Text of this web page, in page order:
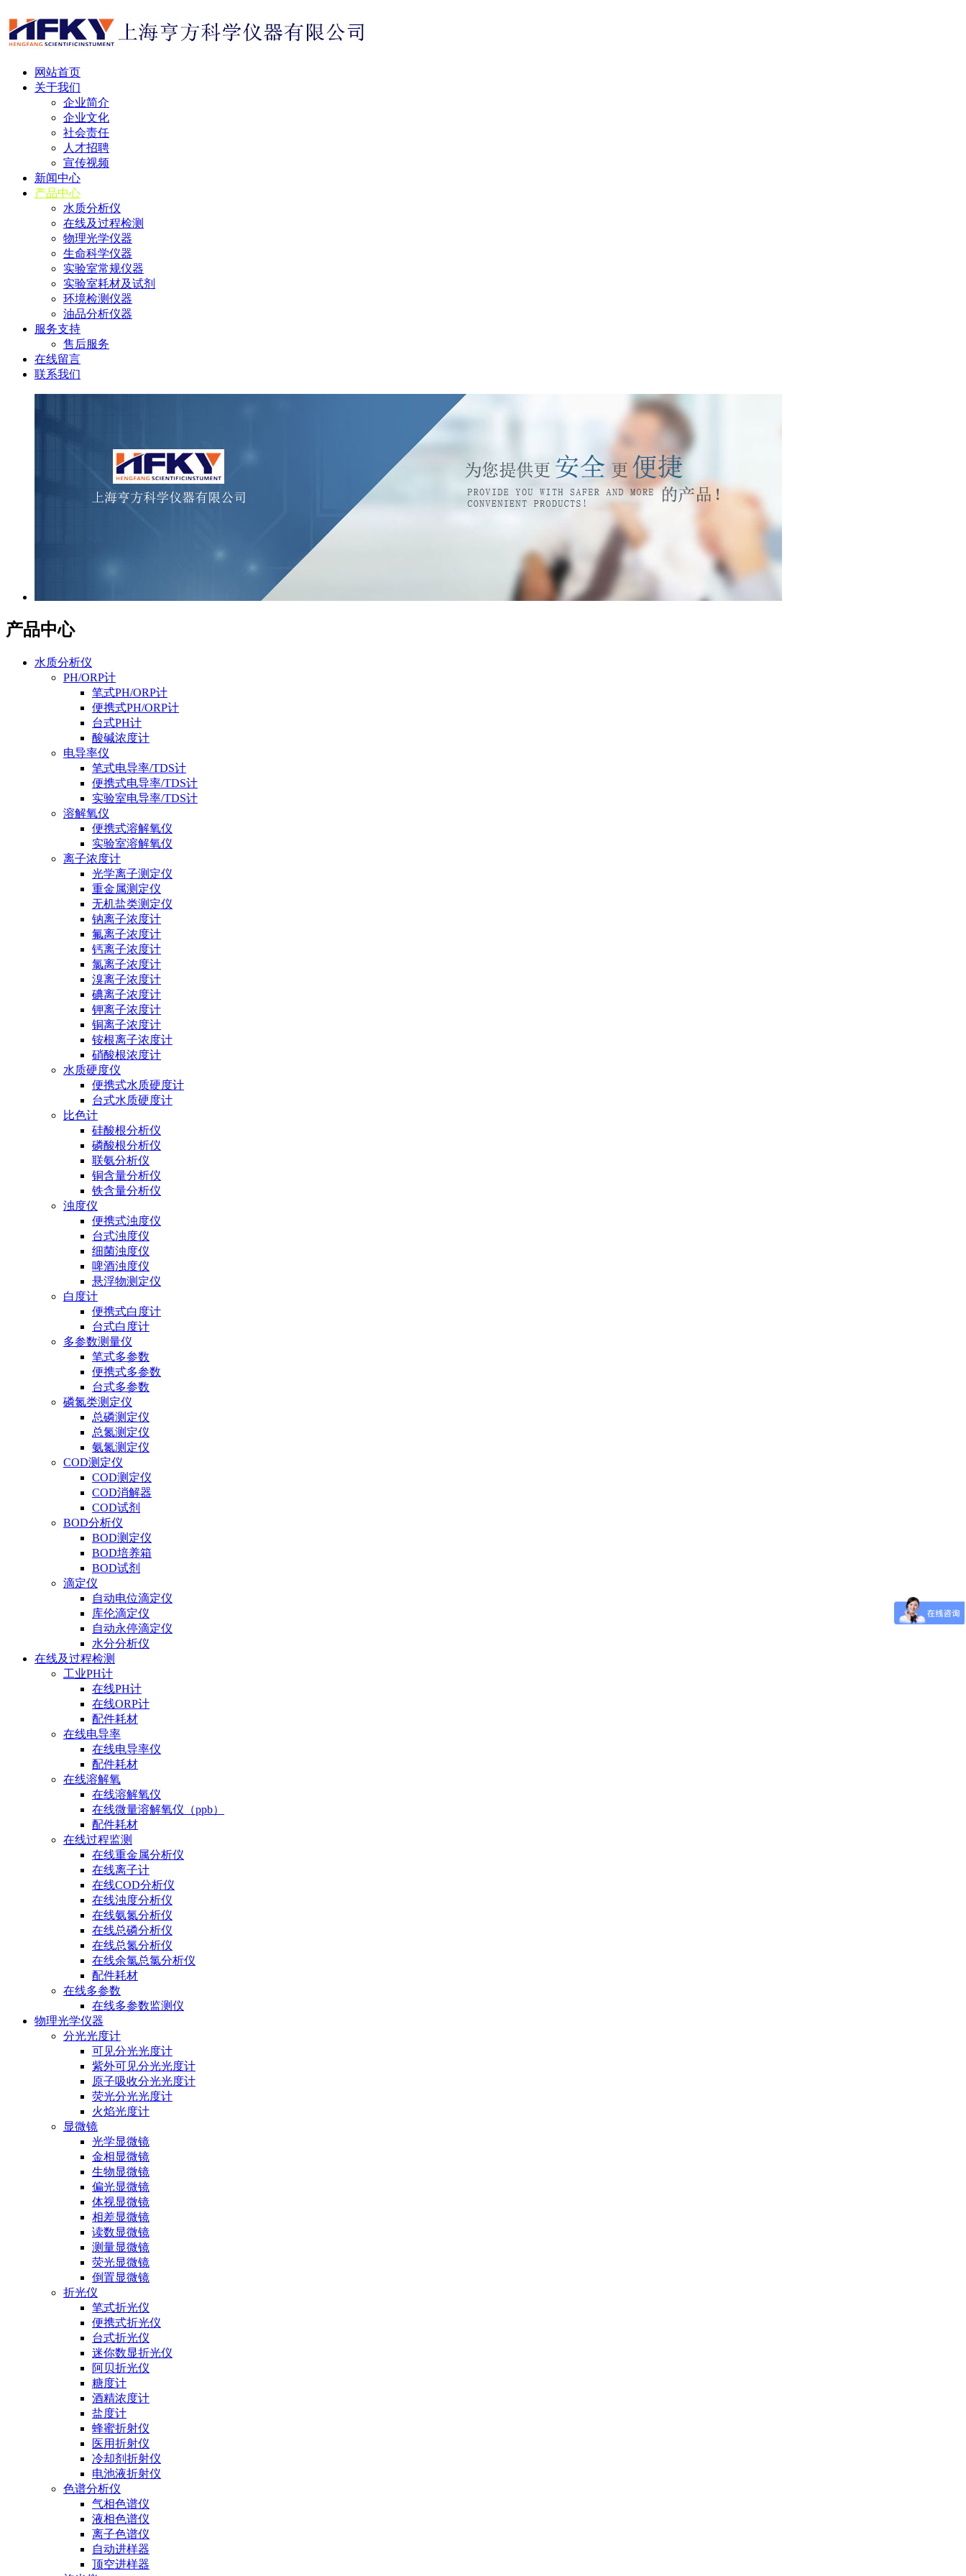
网站首页
关于我们
企业简介
企业文化
社会责任
人才招聘
宣传视频
新闻中心
产品中心
水质分析仪
在线及过程检测
物理光学仪器
生命科学仪器
实验室常规仪器
实验室耗材及试剂
环境检测仪器
油品分析仪器
服务支持
售后服务
在线留言
联系我们
产品中心
水质分析仪
PH/ORP计
笔式PH/ORP计
便携式PH/ORP计
台式PH计
酸碱浓度计
电导率仪
笔式电导率/TDS计
便携式电导率/TDS计
实验室电导率/TDS计
溶解氧仪
便携式溶解氧仪
实验室溶解氧仪
离子浓度计
光学离子测定仪
重金属测定仪
无机盐类测定仪
钠离子浓度计
氟离子浓度计
钙离子浓度计
氯离子浓度计
溴离子浓度计
碘离子浓度计
钾离子浓度计
铜离子浓度计
铵根离子浓度计
硝酸根浓度计
水质硬度仪
便携式水质硬度计
台式水质硬度计
比色计
硅酸根分析仪
磷酸根分析仪
联氨分析仪
铜含量分析仪
铁含量分析仪
浊度仪
便携式浊度仪
台式浊度仪
细菌浊度仪
啤酒浊度仪
悬浮物测定仪
白度计
便携式白度计
台式白度计
多参数测量仪
笔式多参数
便携式多参数
台式多参数
磷氮类测定仪
总磷测定仪
总氮测定仪
氨氮测定仪
COD测定仪
COD测定仪
COD消解器
COD试剂
BOD分析仪
BOD测定仪
BOD培养箱
BOD试剂
滴定仪
自动电位滴定仪
库伦滴定仪
自动永停滴定仪
水分分析仪
在线及过程检测
工业PH计
在线PH计
在线ORP计
配件耗材
在线电导率
在线电导率仪
配件耗材
在线溶解氧
在线溶解氧仪
在线微量溶解氧仪（ppb）
配件耗材
在线过程监测
在线重金属分析仪
在线离子计
在线COD分析仪
在线浊度分析仪
在线氨氮分析仪
在线总磷分析仪
在线总氮分析仪
在线余氯总氯分析仪
配件耗材
在线多参数
在线多参数监测仪
物理光学仪器
分光光度计
可见分光光度计
紫外可见分光光度计
原子吸收分光光度计
荧光分光光度计
火焰光度计
显微镜
光学显微镜
金相显微镜
生物显微镜
偏光显微镜
体视显微镜
相差显微镜
读数显微镜
测量显微镜
荧光显微镜
倒置显微镜
折光仪
笔式折光仪
便携式折光仪
台式折光仪
迷你数显折光仪
阿贝折光仪
糖度计
酒精浓度计
盐度计
蜂蜜折射仪
医用折射仪
冷却剂折射仪
电池液折射仪
色谱分析仪
气相色谱仪
液相色谱仪
离子色谱仪
自动进样器
顶空进样器